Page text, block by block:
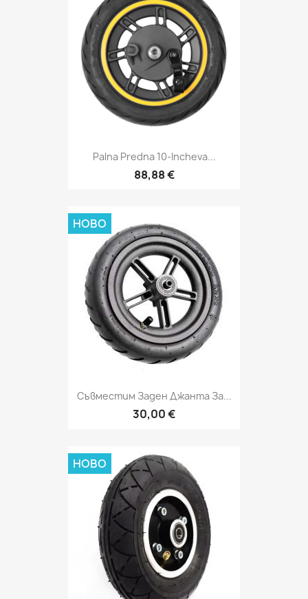
Palna Predna 10-Incheva...
88,88 €
Съвместим Заден Джанта За...
30,00 €
НОВО
НОВО